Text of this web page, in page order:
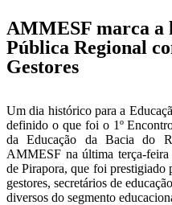
AMMESF marca a
Pública Regional
Gestores
Um dia histórico para a
definido o que foi o 1º
da Educação da Bacia do
AMMESF na última terça-
de Pirapora, que foi prestigiado
gestores, secretários de
diversos do segmento